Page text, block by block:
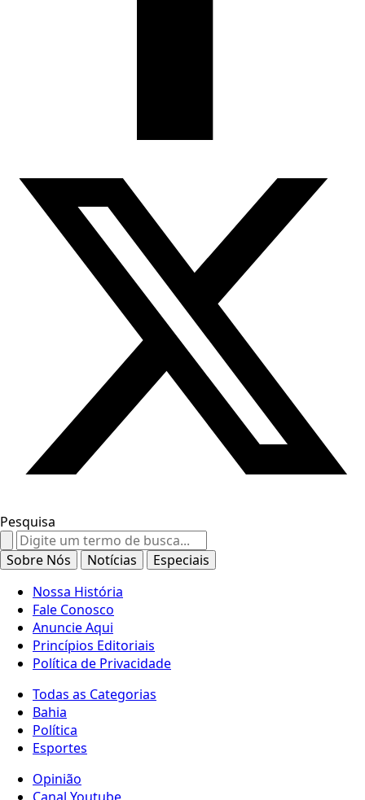
Pesquisa
Search
for:
Sobre Nós Notícias
Especiais
Nossa História
Fale Conosco
Anuncie Aqui
Princípios Editoriais
Política de Privacidade
Todas as Categorias
Bahia
Política
Esportes
Opinião
Canal Youtube